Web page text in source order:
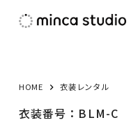
コ
ツ
へ
ス
HOME 衣装レンタル
衣装番号：BLM-C